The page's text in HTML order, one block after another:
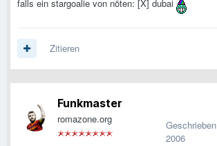
falls ein stargoalie von nöten: [X] dubai
Zitieren
Funkmaster
romazone.org Geschrieben
2006